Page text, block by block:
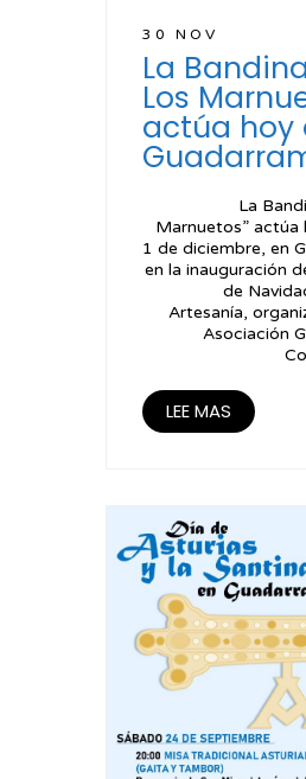
30 NOV
La
Los
actúa hoy
La
Marnuetos” actúa
1 de diciembre, en
en la inauguración
de
Artesanía,
Asociación
LEE MAS